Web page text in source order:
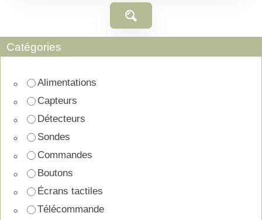
Catégories
Alimentations
Capteurs
Détecteurs
Sondes
Commandes
Boutons
Écrans tactiles
Télécommande